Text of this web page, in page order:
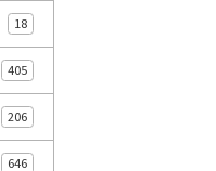
18
405
206
646